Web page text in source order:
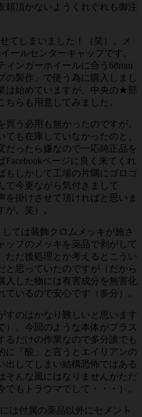
頼頂かないようくれぐれも御注
てしまいました！（笑）。メ
ールセンターキャップです。
ンガーホイールに合う68mm
の製作」で使う為に購入しまし
は始めていますが、中央の★部
らも用意してみました。
う必用も無かったのですが、
も在庫していなかったのと、
だったら嫌なので一応純正品を
ページに良く来てくれ
もしかして工場の片隅にゴロゴ
て今更ながら気付きまして
を掛けさせて頂ければと思いま
。笑）。
ては装飾クロムメッキが施さ
ップのメッキを薬品で剥がして
ただ後処理とか考えるとこうい
と思っていたのですが（だから
入した物には有害成分を無害化
いるので安心です（多分）。
のはかなり難しいと思います
）、今回のような本体がプラス
るだけの作業なので多分誰でも
に「酸」と言うとエイリアンの
出してしまい結構恐怖ではある
そんな風にはなりませんがただ
でもトラウマでして・・・）。
は付属の薬品以外にセメント